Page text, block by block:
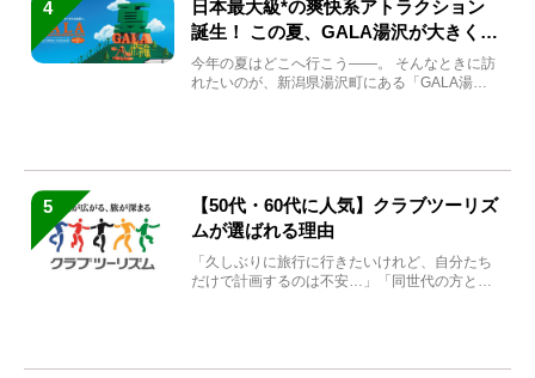
4
日本最大級*の爽快系アトラクション
誕生！ この夏、GALA湯沢が大きく生
まれ変わる
今年の夏はどこへ行こう――。 そんなときに訪
れたいのが、新潟県湯沢町にある「GALA湯
5
【50代・60代に人気】クラブツーリズ
ムが選ばれる理由
「久しぶりに旅行に行きたいけれど、自分たち
だけで計画するのは不安…」「同世代の方と気